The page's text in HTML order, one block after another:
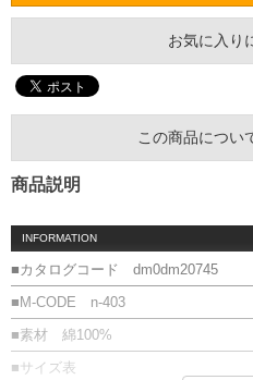
お気に入り
この商品につい
商品説明
INFORMATION
■カタログコード dm0dm20745
■M-CODE n-403
■素材 綿100%
■サイズ表